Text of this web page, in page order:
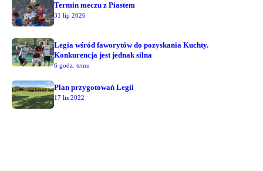
Termin meczu z Piastem
31 lip 2026
Legia wśród faworytów do pozyskania Kuchty.
Konkurencja jest jednak silna
6 godz. temu
Plan przygotowań Legii
17 lis 2022